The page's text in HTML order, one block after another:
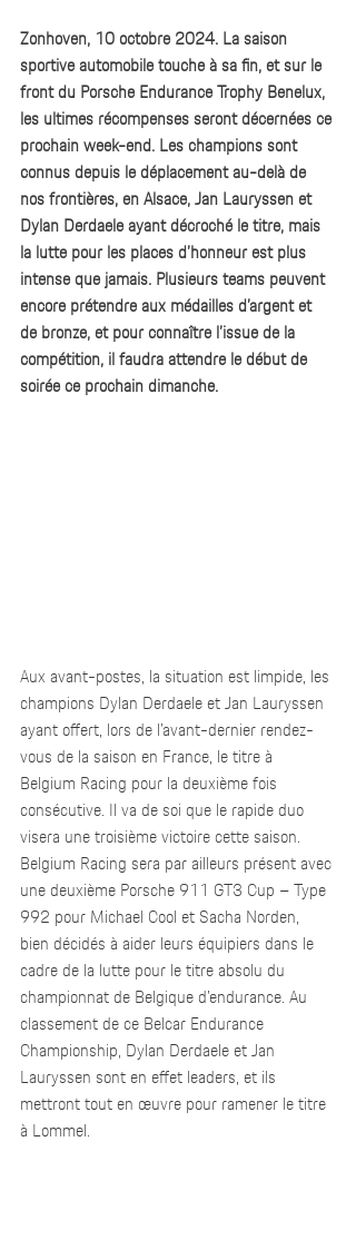
Zonhoven, 10 octobre 2024. La saison
sportive automobile touche à sa fin, et sur le
front du Porsche Endurance Trophy Benelux,
les ultimes récompenses seront décernées ce
prochain week-end. Les champions sont
connus depuis le déplacement au-delà de
nos frontières, en Alsace, Jan Lauryssen et
Dylan Derdaele ayant décroché le titre, mais
la lutte pour les places d’honneur est plus
intense que jamais. Plusieurs teams peuvent
encore prétendre aux médailles d’argent et
de bronze, et pour connaître l’issue de la
compétition, il faudra attendre le début de
soirée ce prochain dimanche.
Aux avant-postes, la situation est limpide, les
champions Dylan Derdaele et Jan Lauryssen
ayant offert, lors de l’avant-dernier rendez-
vous de la saison en France, le titre à
Belgium Racing pour la deuxième fois
consécutive. Il va de soi que le rapide duo
visera une troisième victoire cette saison.
Belgium Racing sera par ailleurs présent avec
une deuxième Porsche 911 GT3 Cup – Type
992 pour Michael Cool et Sacha Norden,
bien décidés à aider leurs équipiers dans le
cadre de la lutte pour le titre absolu du
championnat de Belgique d’endurance. Au
classement de ce Belcar Endurance
Championship, Dylan Derdaele et Jan
Lauryssen sont en effet leaders, et ils
mettront tout en œuvre pour ramener le titre
à Lommel.